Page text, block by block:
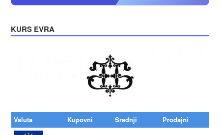
KURS EVRA
Valuta Kupovni Srednji Prodajni